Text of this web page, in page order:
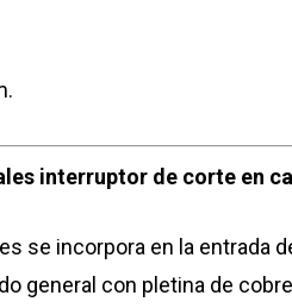
interruptor de corte en
se incorpora en la entrada
general con pletina de